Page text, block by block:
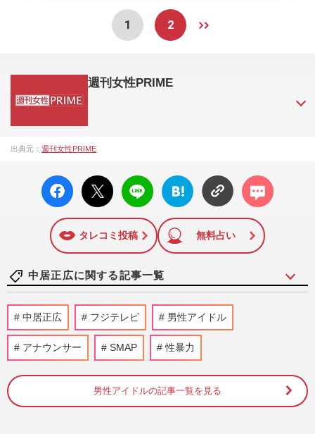
1 2
週刊女性PRIME
成27年）1月に開設された主婦と生活社が運営する日本のニュ
陣の執筆記事を配信するほか、女性週刊誌『週刊女性』の誌
面に掲載された記事から、インターネット利用者層にとって
特に関心の高い題材の記事を、WEB向けにリライトして配信
しています！
出典元： 週刊女性PRIME
facebo
ok い
X ポス
ト
LINE
はてな
ブック
に追加
コメン
ト
タレコミ投稿 無料占い
中居正広に関する記事一覧
滝沢秀明氏「男手が必要」熊本地震の復興
支援を表明、中居正広もボランティア計画
で浮かび上がる“合流”の…
NHK職員への性加害で“出禁”食らった〈5
年前の番組出演者〉特定が進むも、ネット
中居正広 フジテレビ 男性アイドル
アナウンサー SMAP 性暴力
男性アイドルの記事一覧を見る